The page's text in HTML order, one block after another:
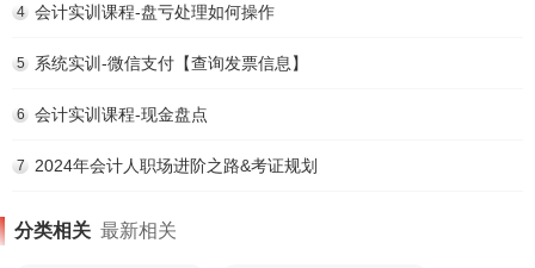
4 会计实训课程-盘亏处理如何操作
5 系统实训-微信支付【查询发票信息】
6 会计实训课程-现金盘点
7 2024年会计人职场进阶之路&考证规划
分类相关 最新相关